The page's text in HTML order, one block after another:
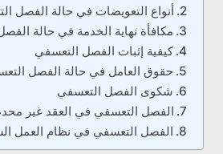
أنواع التعويضات في حالة الفصل
مكافأة نهاية الخدمة في حالة
كيفية إثبات الفصل التعسفي
حقوق العامل في حالة الفصل
شكوى الفصل التعسفي
الفصل التعسفي في العقد غير
الفصل التعسفي في نظام العمل